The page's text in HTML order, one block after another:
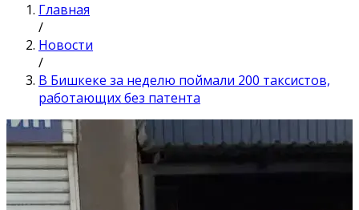
Главная
/
Новости
/
В Бишкеке за неделю поймали 200 таксистов,
работающих без патента